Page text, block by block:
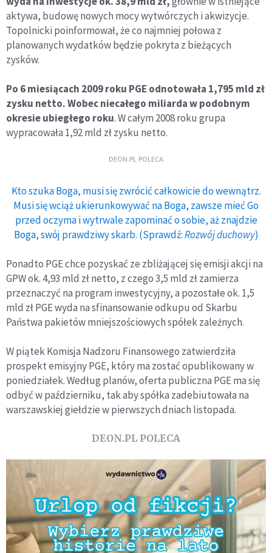
aktywa, budowę nowych mocy wytwórczych i akwizycje.
Topolnicki poinformował, że co najmniej połowa z
planowanych wydatków będzie pokryta z bieżących
zysków.
Po 6 miesiącach 2009 roku PGE odnotowała 1,795 mld zł
zysku netto. Wobec niecałego miliarda w podobnym
okresie ubiegłego roku. W całym 2008 roku grupa
wypracowała 1,92 mld zł zysku netto.
DEON.PL POLECA
Kto szuka Boga, musi się zwrócić całkowicie do wewnątrz.
Musi się wciąż ukierunkowywać na Boga, zawsze mieć Go
przed oczyma i wytrwale zapominać o sobie, aż znajdzie
Boga, swój prawdziwy skarb. (Sprawdź:Rozwój duchowy)
Ponadto PGE chce pozyskać ze zbliżającej się emisji akcji na
GPW ok. 4,93 mld zł netto, z czego 3,5 mld zł zamierza
przeznaczyć na program inwestycyjny, a pozostałe ok. 1,5
mld zł PGE wyda na sfinansowanie odkupu od Skarbu
Państwa pakietów mniejszościowych spółek zależnych.
W piątek Komisja Nadzoru Finansowego zatwierdziła
prospekt emisyjny PGE, który ma zostać opublikowany w
poniedziałek. Według planów, oferta publiczna PGE ma się
odbyć w październiku, tak aby spółka zadebiutowała na
warszawskiej giełdzie w pierwszych dniach listopada.
DEON.PL POLECA